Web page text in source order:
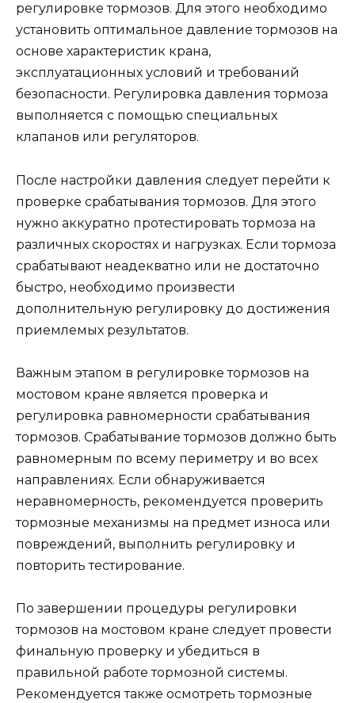
регулировке тормозов. Для этого необходимо
установить оптимальное давление тормозов на
основе характеристик крана,
эксплуатационных условий и требований
безопасности. Регулировка давления тормоза
выполняется с помощью специальных
клапанов или регуляторов.
После настройки давления следует перейти к
проверке срабатывания тормозов. Для этого
нужно аккуратно протестировать тормоза на
различных скоростях и нагрузках. Если тормоза
срабатывают неадекватно или не достаточно
быстро, необходимо произвести
дополнительную регулировку до достижения
приемлемых результатов.
Важным этапом в регулировке тормозов на
мостовом кране является проверка и
регулировка равномерности срабатывания
тормозов. Срабатывание тормозов должно быть
равномерным по всему периметру и во всех
направлениях. Если обнаруживается
неравномерность, рекомендуется проверить
тормозные механизмы на предмет износа или
повреждений, выполнить регулировку и
повторить тестирование.
По завершении процедуры регулировки
тормозов на мостовом кране следует провести
финальную проверку и убедиться в
правильной работе тормозной системы.
Рекомендуется также осмотреть тормозные